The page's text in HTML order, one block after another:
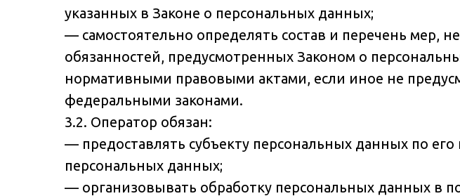
указанных в Законе о персональных данных;
— самостоятельно определять состав и перечень мер,
обязанностей, предусмотренных Законом о
нормативными правовыми актами, если иное не
федеральными законами.
3.2. Оператор обязан:
— предоставлять субъекту персональных данных по
персональных данных;
— организовывать обработку персональных данных в